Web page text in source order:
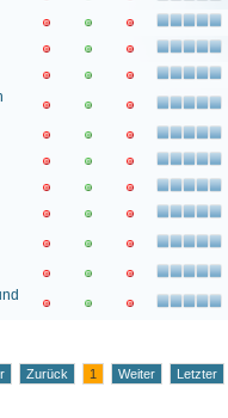
Zurück 1 Weiter Letzter